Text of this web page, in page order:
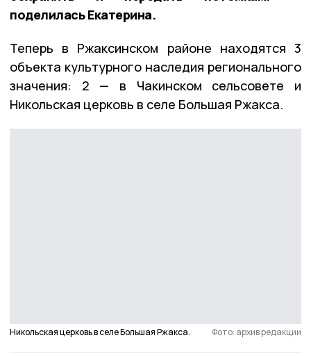
поделилась Екатерина.
Теперь в Ржаксинском районе находятся 3
объекта культурного наследия регионального
значения: 2 — в Чакинском сельсовете и
Никольская церковь в селе Большая Ржакса.
Никольская церковь в селе Большая Ржакса. Фото: архив редакции